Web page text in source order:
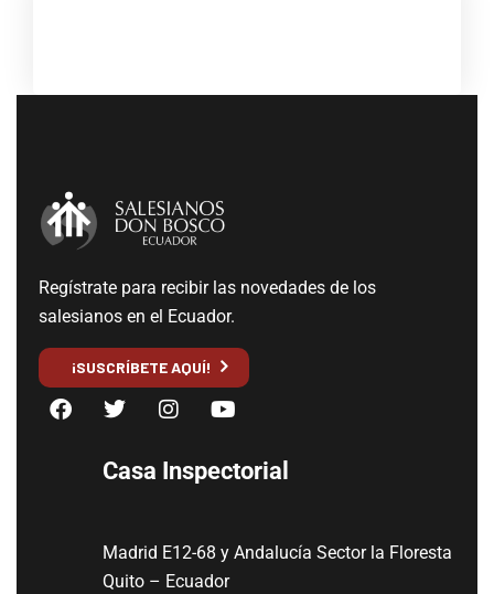
Regístrate para recibir las novedades de los
salesianos en el Ecuador.
¡SUSCRÍBETE AQUÍ!
Casa Inspectorial
Madrid E12-68 y Andalucía Sector la Floresta
Quito – Ecuador